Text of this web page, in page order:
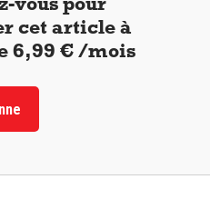
cet article à
6,99 € /mois